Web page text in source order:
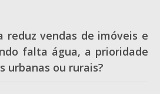
reduz vendas de imóveis e
falta água, a prioridade
urbanas ou rurais?